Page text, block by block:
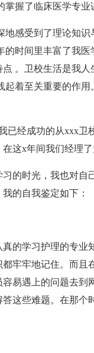
握了临床医学专业
地感受到了理论知
的时间里丰富了我
。卫校生活是我
着至关重要的作用。
已经成功的从xxx卫
这x年间我们经理
的时光，我也对自
的自我鉴定如下：
的学习护理的专业
牢牢地记住。而
易遇上的问题去
这些难题。在那